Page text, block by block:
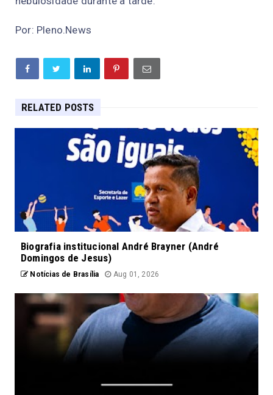
Por: Pleno.News
RELATED POSTS
Biografia institucional André Brayner (André
Domingos de Jesus)
Notícias de Brasília Aug 01, 2026